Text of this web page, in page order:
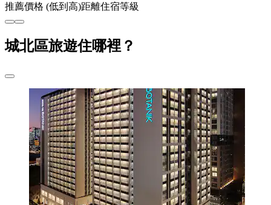
推薦價格 (低到高)距離住宿等級
城北區旅遊住哪裡？